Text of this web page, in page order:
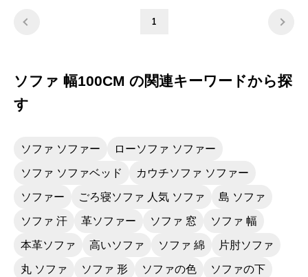
1
ソファ 幅100CM の関連キーワードから探
す
ソファ ソファー ローソファ ソファー
ソファ ソファベッド カウチソファ ソファー
ソファー ごろ寝ソファ 人気 ソファ 島 ソファ
ソファ 汗 革ソファー ソファ 窓 ソファ 幅
本革ソファ 高いソファ ソファ 綿 片肘ソファ
丸 ソファ ソファ 形 ソファの色 ソファの下